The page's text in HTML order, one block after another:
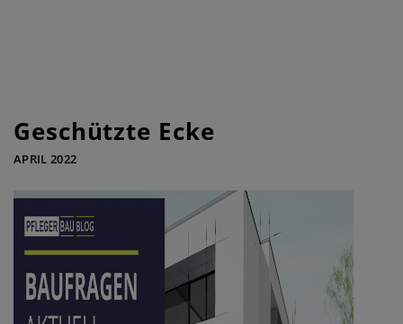
Geschützte Ecke
APRIL 2022